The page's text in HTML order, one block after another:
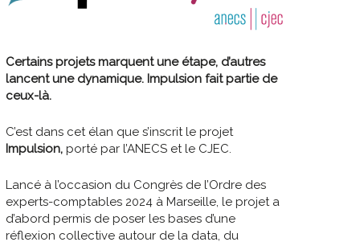
Certains projets marquent une étape, d’autres
lancent une dynamique. Impulsion fait partie de
ceux-là.
C’est dans cet élan que s’inscrit le projet
Impulsion, porté par l’ANECS et le CJEC.
Lancé à l’occasion du Congrès de l’Ordre des
experts-comptables 2024 à Marseille, le projet a
d’abord permis de poser les bases d’une
réflexion collective autour de la data, du